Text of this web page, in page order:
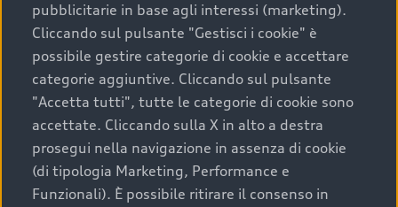
Scegliere un’auto usata è una decisione che coniuga
convenienza, affidabilità e sostenibilità. Per fare un
acquisto sicuro, è essenziale considerare aspetti
determinanti come la garanzia inclusa e l’affidabilità del
marchio. Audi offre l’auto usata perfetta tramite Audi
Prima Scelta :plus
pubblicitarie in base agli interessi (marketing).
Cliccando sul pulsante "Gestisci i cookie" è
possibile gestire categorie di cookie e accettare
categorie aggiuntive. Cliccando sul pulsante
"Accetta tutti", tutte le categorie di cookie sono
accettate. Cliccando sulla X in alto a destra
prosegui nella navigazione in assenza di cookie
(di tipologia Marketing, Performance e
Funzionali). È possibile ritirare il consenso in